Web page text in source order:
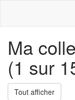
Ma
(1 sur
Tout afficher